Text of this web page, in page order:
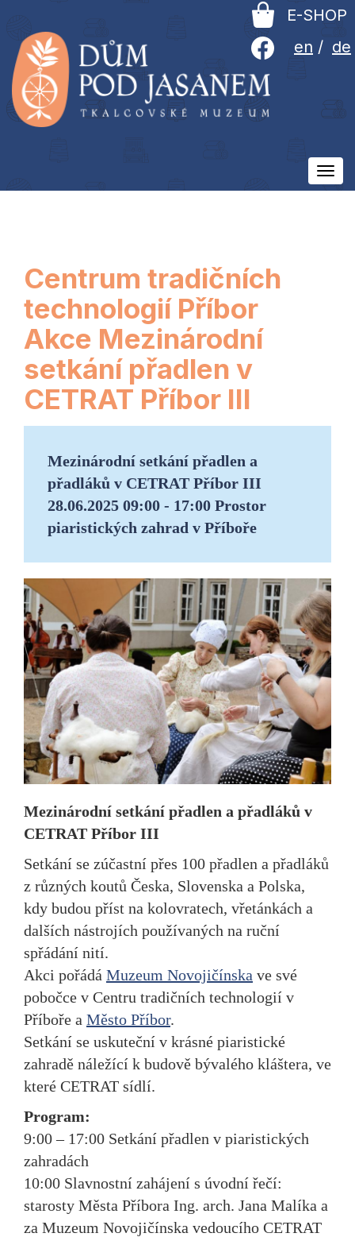
en / de
E-SHOP
Centrum tradičních
technologií Příbor
Akce Mezinárodní
setkání přadlen v
CETRAT Příbor III
Mezinárodní setkání přadlen a
přadláků v CETRAT Příbor III
28.06.2025 09:00 - 17:00 Prostor
piaristických zahrad v Příboře
Mezinárodní setkání přadlen a přadláků v
CETRAT Příbor III
Setkání se zúčastní přes 100 přadlen a přadláků
z různých koutů Česka, Slovenska a Polska,
kdy budou příst na kolovratech, vřetánkách a
dalších nástrojích používaných na ruční
spřádání nití.
Akci pořádá Muzeum Novojičínska ve své
pobočce v Centru tradičních technologií v
Příboře a Město Příbor.
Setkání se uskuteční v krásné piaristické
zahradě náležící k budově bývalého kláštera, ve
které CETRAT sídlí.
Program:
9:00 – 17:00 Setkání přadlen v piaristických
zahradách
10:00 Slavnostní zahájení s úvodní řečí:
starosty Města Příbora Ing. arch. Jana Malíka a
za Muzeum Novojičínska vedoucího CETRAT